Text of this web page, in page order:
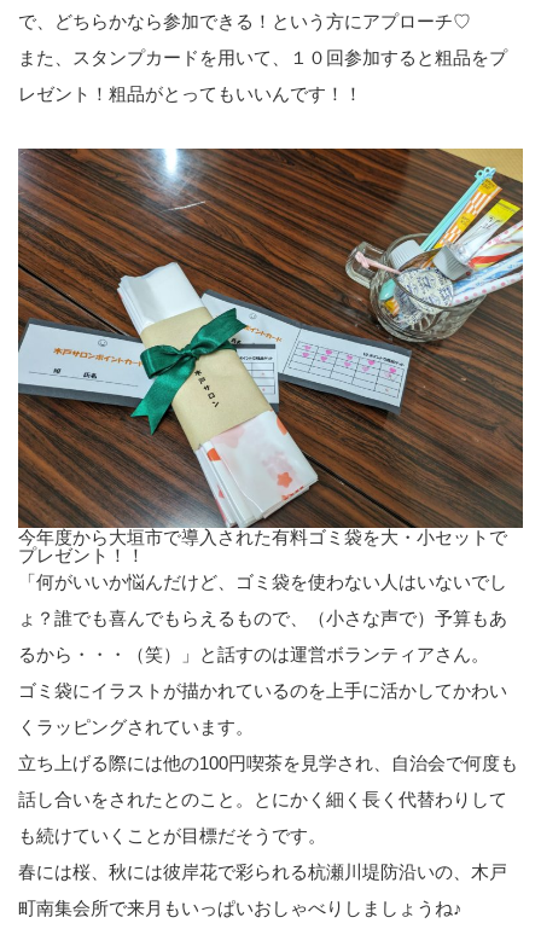
で、どちらかなら参加できる！という方にアプローチ♡
また、スタンプカードを用いて、１０回参加すると粗品をプ
レゼント！粗品がとってもいいんです！！
今年度から大垣市で導入された有料ゴミ袋を大・小セットで
プレゼント！！
「何がいいか悩んだけど、ゴミ袋を使わない人はいないでし
ょ？誰でも喜んでもらえるもので、（小さな声で）予算もあ
るから・・・（笑）」と話すのは運営ボランティアさん。
ゴミ袋にイラストが描かれているのを上手に活かしてかわい
くラッピングされています。
立ち上げる際には他の100円喫茶を見学され、自治会で何度も
話し合いをされたとのこと。とにかく細く長く代替わりして
も続けていくことが目標だそうです。
春には桜、秋には彼岸花で彩られる杭瀬川堤防沿いの、木戸
町南集会所で来月もいっぱいおしゃべりしましょうね♪